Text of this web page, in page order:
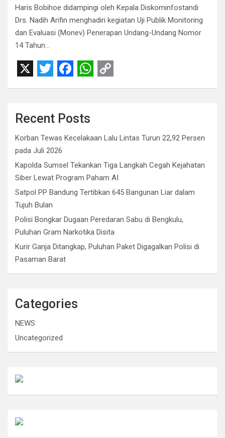
Haris Bobihoe didampingi oleh Kepala Diskominfostandi
Drs. Nadih Arifin menghadiri kegiatan Uji Publik Monitoring
dan Evaluasi (Monev) Penerapan Undang-Undang Nomor
14 Tahun…
X T
i
t
t
e
r
F
c
e
b
o
o
k
W
a
t
A
p
p
C
y
i
n
k
Recent Posts
Korban Tewas Kecelakaan Lalu Lintas Turun 22,92 Persen
pada Juli 2026
Kapolda Sumsel Tekankan Tiga Langkah Cegah Kejahatan
Siber Lewat Program Paham AI
Satpol PP Bandung Tertibkan 645 Bangunan Liar dalam
Tujuh Bulan
Polisi Bongkar Dugaan Peredaran Sabu di Bengkulu,
Puluhan Gram Narkotika Disita
Kurir Ganja Ditangkap, Puluhan Paket Digagalkan Polisi di
Pasaman Barat
Categories
NEWS
Uncategorized